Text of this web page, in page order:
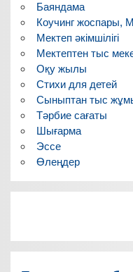
Баяндама
Коучинг жоспары,
Мектеп әкімшілігі
Мектептен тыс
Оқу жылы
Стихи для детей
Сыныптан тыс
Тәрбие сағаты
Шығарма
Эссе
Өлеңдер